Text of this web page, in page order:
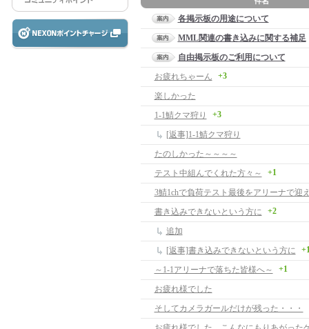
各掲示板の用途について
MML関連の書き込みに関する補足
自由掲示板のご利用について
お疲れちゃーん
+3
楽しかった
1-1鯖クマ狩り
+3
[返事]1-1鯖クマ狩り
たのしかった～～～～
テスト中組んでくれた方々～
+1
3鯖1chで負荷テスト最後をアリーナで迎
書き込みできないという方に
+2
追加
[返事]書き込みできないという方に
～1-1アリーナで落ちた皆様へ～ +1
お疲れ様でした
そしてカメラガールだけが残った・・・